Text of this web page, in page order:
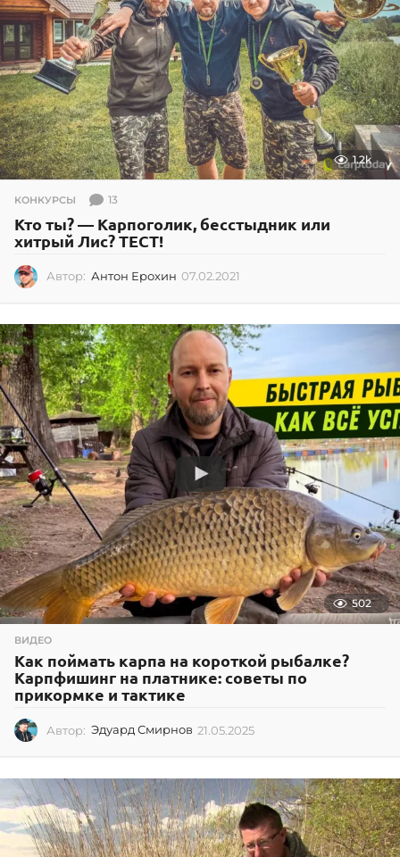
1.2k
КОНКУРСЫ 13
Кто ты? — Карпоголик, бесстыдник или
хитрый Лис? ТЕСТ!
Автор: Антон Ерохин 07.02.2021
0
2
.
2
2
1
502
ВИДЕО
Как поймать карпа на короткой рыбалке?
Карпфишинг на платнике: советы по
прикормке и тактике
Автор: Эдуард Смирнов 21.05.2025
0
5
2
0